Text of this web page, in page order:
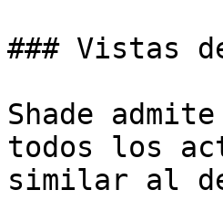
### Vistas
Shade
todos los
similar al